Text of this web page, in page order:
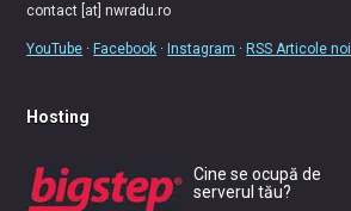
contact [at] nwradu.ro
YouTube ·Facebook ·Instagram ·RSS Articole noi
Hosting
Cine se ocupă de
serverul tău?